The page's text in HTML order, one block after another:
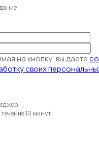
на кнопку, вы даете
своих
10 минут!